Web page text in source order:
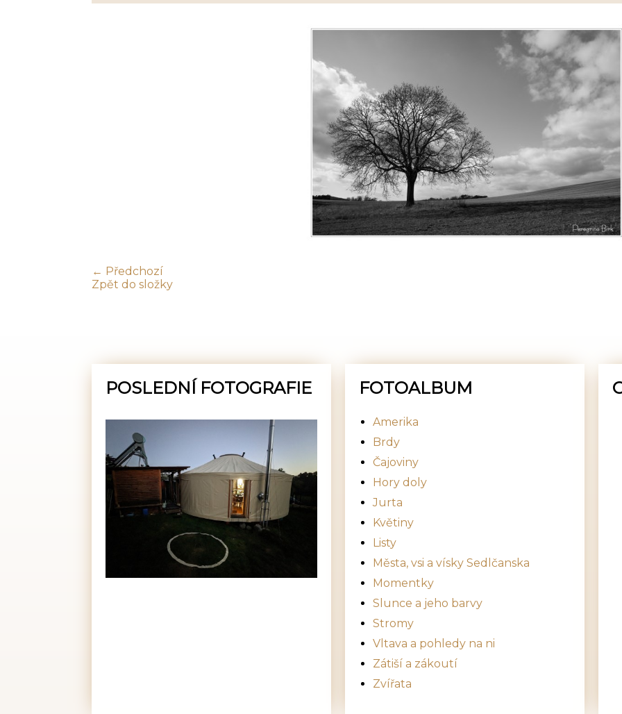
← Předchozí
Zpět do složky
POSLEDNÍ FOTOGRAFIE FOTOALBUM
Amerika
Brdy
Čajoviny
Hory doly
Jurta
Květiny
Listy
Města, vsi a vísky Sedlčanska
Momentky
Slunce a jeho barvy
Stromy
Vltava a pohledy na ni
Zátiší a zákoutí
Zvířata